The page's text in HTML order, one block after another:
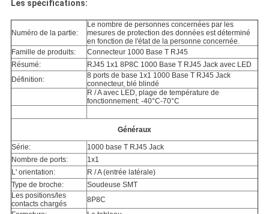
Les spécifications:
Numéro de la partie:
Le nombre de personnes concernées par les
mesures de protection des données est déterminé
en fonction de l'état de la personne concernée.
Famille de produits:
Connecteur 1000 Base T RJ45
Résumé:
RJ45 1x1 8P8C 1000 Base T RJ45 Jack avec LED
Définition:
8 ports de base 1x1 1000 Base T RJ45 Jack
connecteur, blé blindé
R / A avec LED, plage de température de
fonctionnement: -40°C-70°C
Généraux
Série:
1000 base T RJ45 Jack
Nombre de ports:
1x1
L' orientation:
R / A (entrée latérale)
Type de broche:
Soudeuse SMT
Les positions/les
contacts chargés
8P8C